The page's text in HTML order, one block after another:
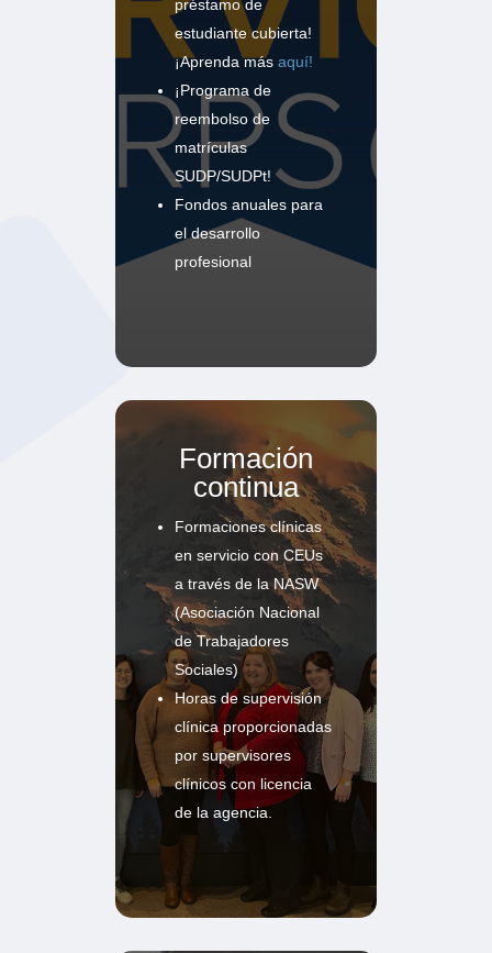
préstamo de
estudiante cubierta!
¡Aprenda más aquí!
¡Programa de
reembolso de
matrículas
SUDP/SUDPt!
Fondos anuales para
el desarrollo
profesional
Formación
continua
Formaciones clínicas
en servicio con CEUs
a través de la NASW
(Asociación Nacional
de Trabajadores
Sociales)
Horas de supervisión
clínica proporcionadas
por supervisores
clínicos con licencia
de la agencia.